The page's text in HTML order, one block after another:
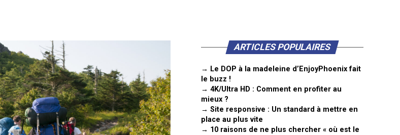
ARTICLES POPULAIRES
→ Le DOP à la madeleine d’EnjoyPhoenix fait
le buzz !
→ 4K/Ultra HD : Comment en profiter au
mieux ?
→ Site responsive : Un standard à mettre en
place au plus vite
→ 10 raisons de ne plus chercher « où est le